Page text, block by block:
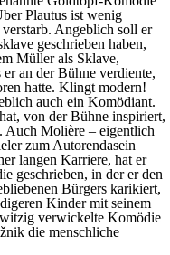
Plautus ist wenig
Angeblich soll er
geschrieben haben,
Müller als Sklave,
er an der Bühne verdiente,
hatte. Klingt modern!
auch ein Komödiant.
von der Bühne inspiriert,
Auch Molière – eigentlich
zum Autorendasein
langen Karriere, hat er
geschrieben, in der er den
Bürgers karikiert,
Kinder mit seinem
verwickelte Komödie
die menschliche